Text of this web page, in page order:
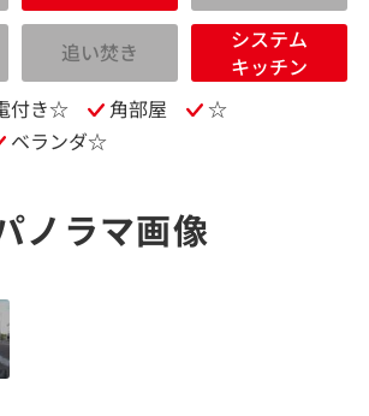
追い焚き
システム
キッチン
付き☆ 角部屋
☆
ベランダ☆
ノラマ画像